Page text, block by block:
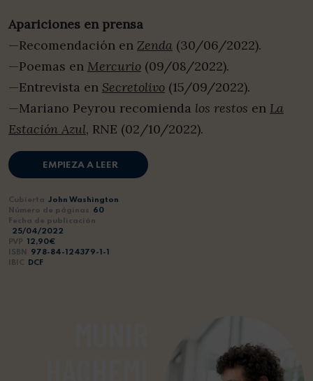
Apariciones en prensa
—Recomendación en Zenda (30/06/2022).
—Poemas en Mercurio (09/08/2022).
—Entrevista en Secretolivo (15/09/2022).
—Mariano Peyrou recomienda los restos en La
Estación Azul, RNE (02/10/2022).
EMPIEZA A LEER
Cubierta John Washington
Número de páginas 60
Fecha de publicación
25/04/2022
PVP
12,90€
ISBN
978-84-124379-1-1
IBIC
DCF